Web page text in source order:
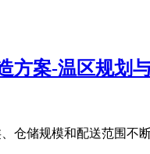
方案-温区规划
仓储规模和配送范围不